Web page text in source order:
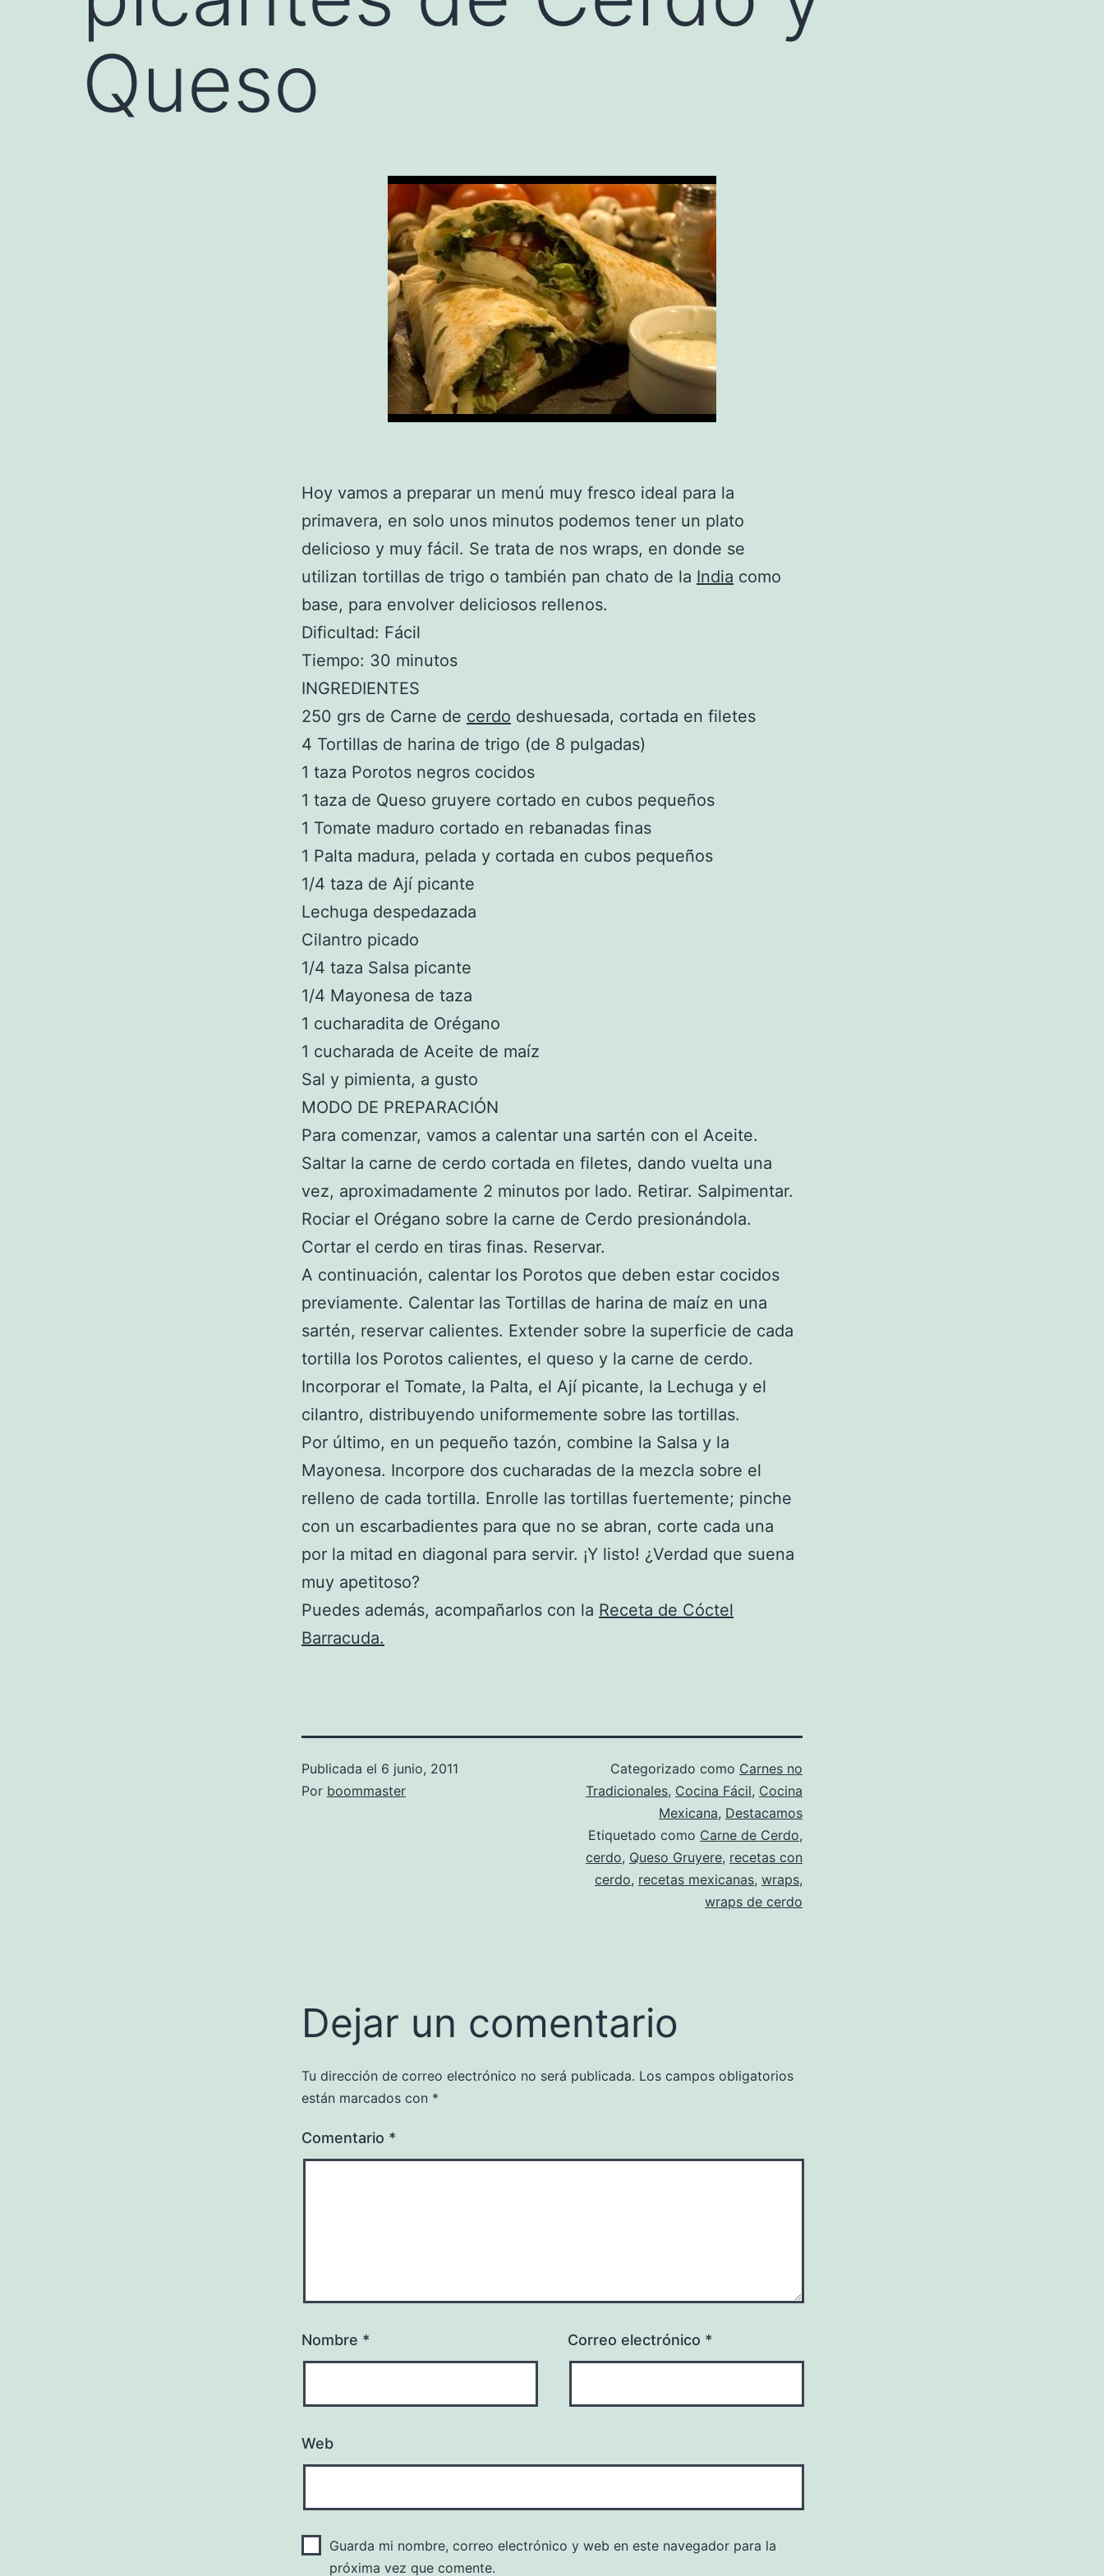
Queso
Hoy vamos a preparar un menú muy fresco ideal para la
primavera, en solo unos minutos podemos tener un plato
delicioso y muy fácil. Se trata de nos wraps, en donde se
utilizan tortillas de trigo o también pan chato de la India como
base, para envolver deliciosos rellenos.
Dificultad: Fácil
Tiempo: 30 minutos
INGREDIENTES
250 grs de Carne de cerdo deshuesada, cortada en filetes
4 Tortillas de harina de trigo (de 8 pulgadas)
1 taza Porotos negros cocidos
1 taza de Queso gruyere cortado en cubos pequeños
1 Tomate maduro cortado en rebanadas finas
1 Palta madura, pelada y cortada en cubos pequeños
1/4 taza de Ají picante
Lechuga despedazada
Cilantro picado
1/4 taza Salsa picante
1/4 Mayonesa de taza
1 cucharadita de Orégano
1 cucharada de Aceite de maíz
Sal y pimienta, a gusto
MODO DE PREPARACIÓN
Para comenzar, vamos a calentar una sartén con el Aceite.
Saltar la carne de cerdo cortada en filetes, dando vuelta una
vez, aproximadamente 2 minutos por lado. Retirar. Salpimentar.
Rociar el Orégano sobre la carne de Cerdo presionándola.
Cortar el cerdo en tiras finas. Reservar.
A continuación, calentar los Porotos que deben estar cocidos
previamente. Calentar las Tortillas de harina de maíz en una
sartén, reservar calientes. Extender sobre la superficie de cada
tortilla los Porotos calientes, el queso y la carne de cerdo.
Incorporar el Tomate, la Palta, el Ají picante, la Lechuga y el
cilantro, distribuyendo uniformemente sobre las tortillas.
Por último, en un pequeño tazón, combine la Salsa y la
Mayonesa. Incorpore dos cucharadas de la mezcla sobre el
relleno de cada tortilla. Enrolle las tortillas fuertemente; pinche
con un escarbadientes para que no se abran, corte cada una
por la mitad en diagonal para servir. ¡Y listo! ¿Verdad que suena
muy apetitoso?
Puedes además, acompañarlos con la Receta de Cóctel
Barracuda.
Publicada el 6 junio, 2011
Por boommaster
Categorizado como Carnes no
Tradicionales, Cocina Fácil, Cocina
Mexicana, Destacamos
Etiquetado como Carne de Cerdo,
cerdo, Queso Gruyere, recetas con
cerdo, recetas mexicanas, wraps,
wraps de cerdo
Dejar un comentario
Tu dirección de correo electrónico no será publicada. Los campos obligatorios
están marcados con *
Comentario *
Nombre * Correo electrónico *
Web
Guarda mi nombre, correo electrónico y web en este navegador para la
próxima vez que comente.